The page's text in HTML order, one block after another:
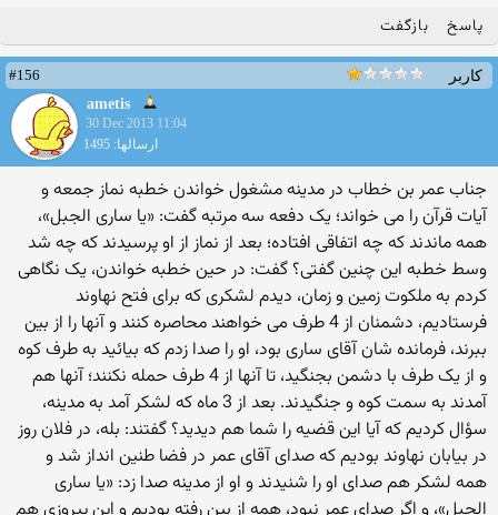
پاسخ بازگفت
کاربر
#156
ametis
30 Dec 2013 11:04
ارسالها: 1495
جناب عمر بن خطاب در مدینه مشغول خواندن خطبه نماز جمعه و
آیات قرآن را می خواند؛ یک دفعه سه مرتبه گفت: «یا ساری الجبل»،
همه ماندند که چه اتفاقی افتاده؛ بعد از نماز از او پرسیدند که چه شد
وسط خطبه این چنین گفتی؟ گفت: در حین خطبه خواندن، یک نگاهی
کردم به ملکوت زمین و زمان، دیدم لشکری که برای فتح نهاوند
فرستادیم، دشمنان از 4 طرف می خواهند محاصره کنند و آنها را از بین
ببرند، فرمانده شان آقای ساری بود، او را صدا زدم که بیائید به طرف کوه
و از یک طرف با دشمن بجنگید، تا آنها از 4 طرف حمله نکنند؛ آنها هم
آمدند به سمت کوه و جنگیدند. بعد از 3 ماه که لشکر آمد به مدینه،
سؤال کردیم که آیا این قضیه را شما هم دیدید؟ گفتند: بله، در فلان روز
در بیابان نهاوند بودیم که صدای آقای عمر در فضا طنین انداز شد و
همه لشکر هم صدای او را شنیدند و او از مدینه صدا زد: «یا ساری